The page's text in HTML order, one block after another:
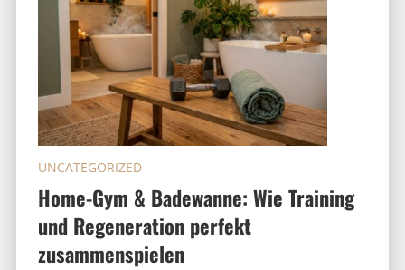
Home-Gym & Badewanne: Wie Training
und Regeneration perfekt
zusammenspielen
UNCATEGORIZED